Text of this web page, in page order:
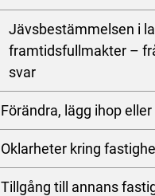
Jävsbestämmelsen i
framtidsfullmakter –
svar
Förändra, lägg ihop eller
Oklarheter kring
Tillgång till annans